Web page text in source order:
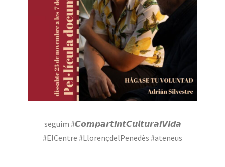
seguim #𝘾𝙤𝙢𝙥𝙖𝙧𝙩𝙞𝙣𝙩𝘾𝙪𝙡𝙩𝙪𝙧𝙖𝙞𝙑𝙞𝙙𝙖
#ElCentre #LlorençdelPenedès #ateneus